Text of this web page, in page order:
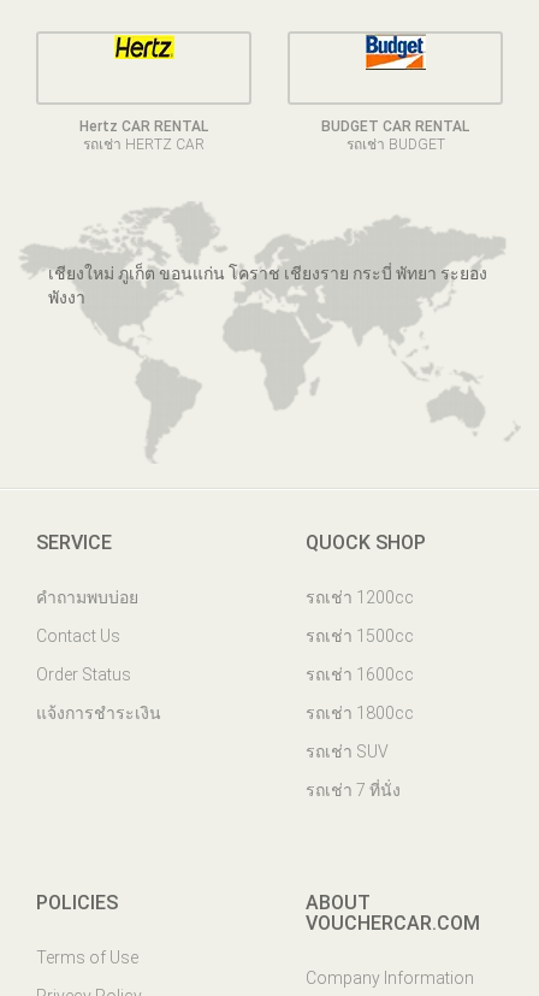
Hertz CAR RENTAL
รถเช่า HERTZ CAR
BUDGET CAR RENTAL
รถเช่า BUDGET
เชียงใหม่ ภูเก็ต ขอนแก่น โคราช เชียงราย กระบี่ พัทยา ระยอง
พังงา
SERVICE
คำถามพบบ่อย
Contact Us
Order Status
แจ้งการชำระเงิน
QUOCK SHOP
รถเช่า 1200cc
รถเช่า 1500cc
รถเช่า 1600cc
รถเช่า 1800cc
รถเช่า SUV
รถเช่า 7 ที่นั่ง
POLICIES
Terms of Use
ABOUT
VOUCHERCAR.COM
Company Information